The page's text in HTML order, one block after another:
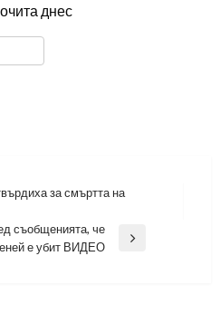
днес
за смъртта на
съобщенията, че
е убит ВИДЕО